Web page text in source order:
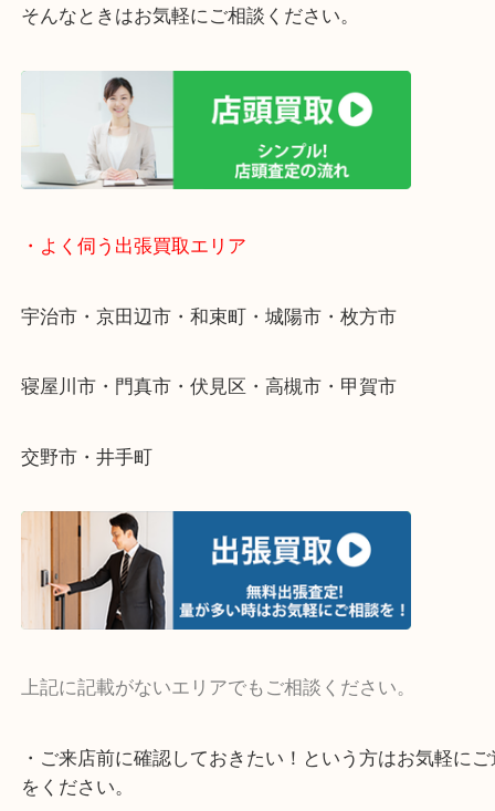
終活・遺品整理・生前整理・断捨離・引っ越し
物を整理するケースは年々増えています。
そんなときはお気軽にご相談ください。
・よく伺う出張買取エリア
宇治市・京田辺市・和束町・城陽市・枚方市
寝屋川市・門真市・伏見区・高槻市・甲賀市